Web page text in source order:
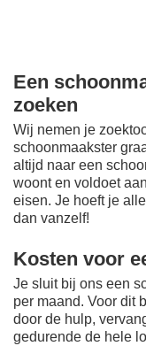
Een
zoeken
Wij nemen je
schoonmaakster
altijd naar een
woont en voldoet
eisen. Je hoeft je
dan vanzelf!
Kosten voor
Je sluit bij ons een
per maand. Voor dit
door de hulp,
gedurende de hele